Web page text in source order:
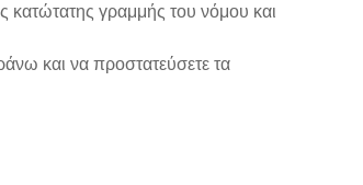
κατώτατης γραμμής του νόμου και
και να προστατεύσετε τα